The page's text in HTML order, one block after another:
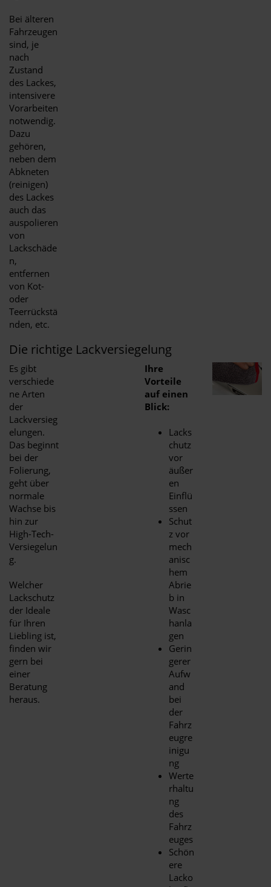
Bei älteren
Fahrzeugen
sind, je
nach
Zustand
des Lackes,
intensivere
Vorarbeiten
notwendig.
Dazu
gehören,
neben dem
Abkneten
(reinigen)
des Lackes
auch das
auspolieren
von
Lackschäde
n,
entfernen
von Kot-
oder
Teerrückstä
nden, etc.
Die richtige Lackversiegelung
Es gibt
verschiede
ne Arten
der
Lackversieg
elungen.
Das beginnt
bei der
Folierung,
geht über
normale
Wachse bis
hin zur
High-Tech-
Versiegelun
g.
Welcher
Lackschutz
der Ideale
für Ihren
Liebling ist,
finden wir
gern bei
einer
Beratung
heraus.
Ihre
Vorteile
auf einen
Blick:
Lacks
chutz
vor
äußer
en
Einflü
ssen
Schut
z vor
mech
anisc
hem
Abrie
b in
Wasc
hanla
gen
Gerin
gerer
Aufw
and
bei
der
Fahrz
eugre
inigu
ng
Werte
rhaltu
ng
des
Fahrz
euges
Schön
ere
Lacko